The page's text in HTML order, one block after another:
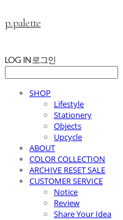
p.palette
LOG IN 로그인
SHOP
Lifestyle
Stationery
Objects
Upcycle
ABOUT
COLOR COLLECTION
ARCHIVE RESET SALE
CUSTOMER SERVICE
Notice
Review
Share Your Idea